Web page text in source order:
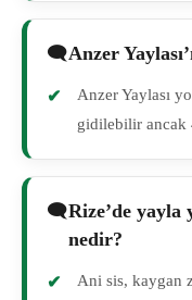
Anzer
Anzer Yaylası
gidilebilir ancak
Rize’de
nedir?
Ani sis, kaygan